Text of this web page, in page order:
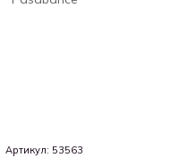
Артикул: 53563